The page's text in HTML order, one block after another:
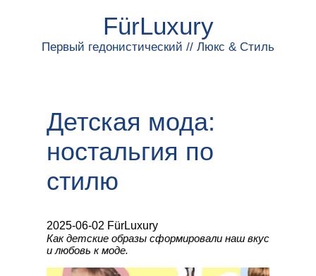
FürLuxury
Первый гедонистический // Люкс & Стиль
Детская мода:
ностальгия по
стилю
2025-06-02 FürLuxury
Как детские образы сформировали наш вкус
и любовь к моде.